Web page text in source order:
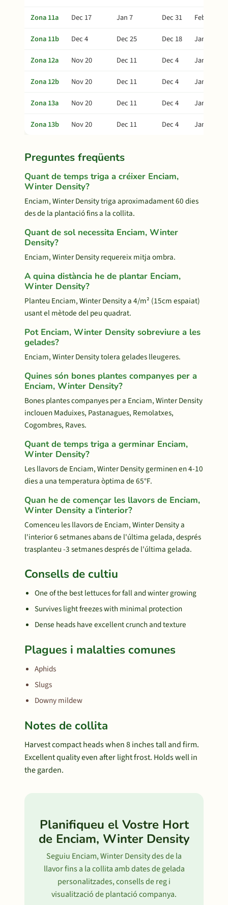
Zona 11a
Dec 17 Jan 7 Dec 31
Feb 11
Zona 11b
Dec 4 Dec 25 Dec 18
Jan 29
Zona 12a
Nov 20 Dec 11 Dec 4
Jan 15
Zona 12b
Nov 20 Dec 11 Dec 4
Jan 15
Zona 13a
Nov 20 Dec 11 Dec 4
Jan 15
Zona 13b
Nov 20 Dec 11 Dec 4 Jan 15
Preguntes freqüents
Quant de temps triga a créixer Enciam,
Winter Density?
Enciam, Winter Density triga aproximadament 60 dies
des de la plantació fins a la collita.
Quant de sol necessita Enciam, Winter
Density?
Enciam, Winter Density requereix mitja ombra.
A quina distància he de plantar Enciam,
Winter Density?
Planteu Enciam, Winter Density a 4/m² (15cm espaiat)
usant el mètode del peu quadrat.
Pot Enciam, Winter Density sobreviure a les
gelades?
Enciam, Winter Density tolera gelades lleugeres.
Quines són bones plantes companyes per a
Enciam, Winter Density?
Bones plantes companyes per a Enciam, Winter Density
inclouen Maduixes, Pastanagues, Remolatxes,
Cogombres, Raves.
Quant de temps triga a germinar Enciam,
Winter Density?
Les llavors de Enciam, Winter Density germinen en 4-10
dies a una temperatura òptima de 65°F.
Quan he de començar les llavors de Enciam,
Winter Density a l'interior?
Comenceu les llavors de Enciam, Winter Density a
l'interior 6 setmanes abans de l'última gelada, després
trasplanteu -3 setmanes després de l'última gelada.
Consells de cultiu
One of the best lettuces for fall and winter growing
Survives light freezes with minimal protection
Dense heads have excellent crunch and texture
Plagues i malalties comunes
Aphids
Slugs
Downy mildew
Notes de collita
Harvest compact heads when 8 inches tall and firm.
Excellent quality even after light frost. Holds well in
the garden.
Planifiqueu el Vostre Hort
de Enciam, Winter Density
Seguiu Enciam, Winter Density des de la
llavor fins a la collita amb dates de gelada
personalitzades, consells de reg i
visualització de plantació companya.